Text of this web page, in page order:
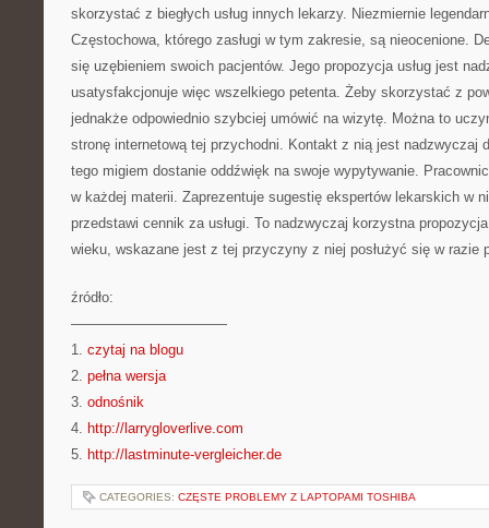
skorzystać z biegłych usług innych lekarzy. Niezmiernie
Częstochowa, którego zasługi w tym zakresie, są nieocenione.
się uzębieniem swoich pacjentów. Jego propozycja usług jest
usatysfakcjonuje więc wszelkiego petenta. Żeby skorzystać z
jednakże odpowiednio szybciej umówić na wizytę. Można to
stronę internetową tej przychodni. Kontakt z nią jest nadzwyczaj
tego migiem dostanie oddźwięk na swoje wypytywanie.
w każdej materii. Zaprezentuje sugestię ekspertów lekarskich w
przedstawi cennik za usługi. To nadzwyczaj korzystna
wieku, wskazane jest z tej przyczyny z niej posłużyć się w razie
źródło:
———————————
1. czytaj na blogu
2. pełna wersja
3. odnośnik
4. http://larrygloverlive.com
5. http://lastminute-vergleicher.de
CATEGORIES: CZĘSTE PROBLEMY Z LAPTOPAMI TOSHIBA